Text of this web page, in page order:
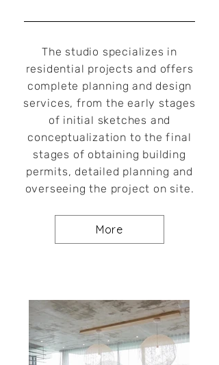
The studio specializes in
residential projects and offers
complete planning and design
services, from the early stages
of initial sketches and
conceptualization to the final
stages of obtaining building
permits, detailed planning and
overseeing the project on site.
More